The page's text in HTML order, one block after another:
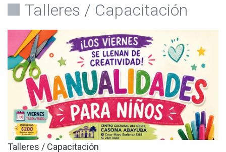
Talleres / Capacitación
Talleres / Capacitación